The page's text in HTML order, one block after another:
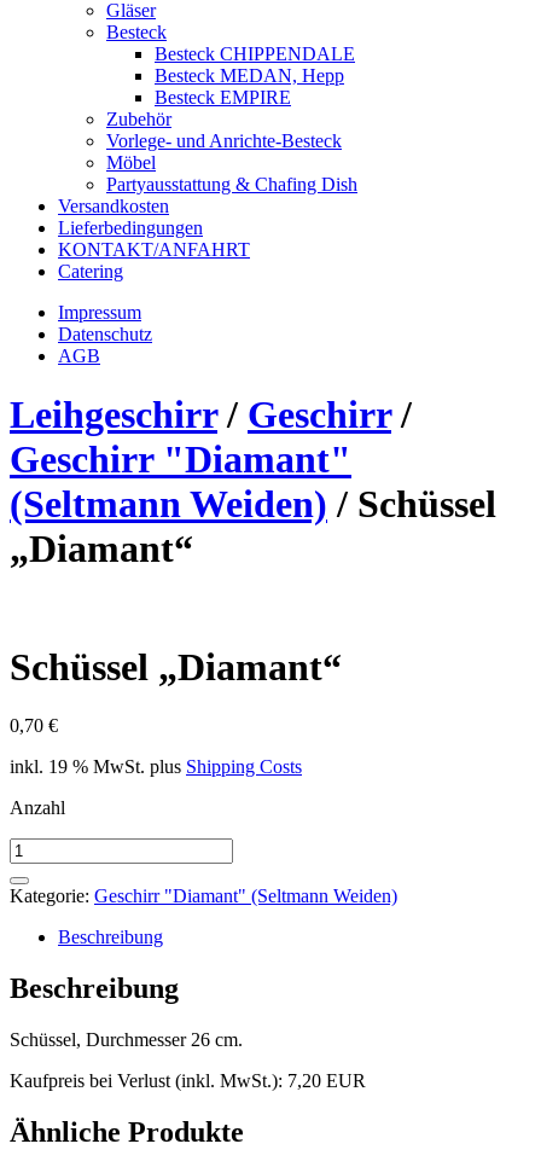
Gläser
Besteck
Besteck CHIPPENDALE
Besteck MEDAN, Hepp
Besteck EMPIRE
Zubehör
Vorlege- und Anrichte-Besteck
Möbel
Partyausstattung & Chafing Dish
Versandkosten
Lieferbedingungen
KONTAKT/ANFAHRT
Catering
Impressum
Datenschutz
AGB
Leihgeschirr / Geschirr /
Geschirr "Diamant"
(Seltmann Weiden) / Schüssel
„Diamant“
Schüssel „Diamant“
0,70 €
inkl. 19 % MwSt. plus Shipping Costs
Anzahl
Schüssel
"Diamant"
Menge
Kategorie: Geschirr "Diamant" (Seltmann Weiden)
Beschreibung
Beschreibung
Schüssel, Durchmesser 26 cm.
Kaufpreis bei Verlust (inkl. MwSt.): 7,20 EUR
Ähnliche Produkte